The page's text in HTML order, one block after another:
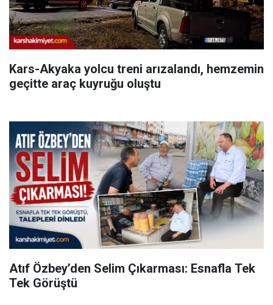
Kars-Akyaka yolcu treni arızalandı, hemzemin
geçitte araç kuyruğu oluştu
Atıf Özbey’den Selim Çıkarması: Esnafla Tek
Tek Görüştü